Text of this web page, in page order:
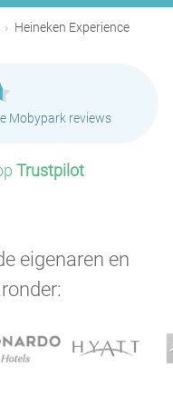
Heineken Experience
Mobypark reviews
Trustpilot
eigenaren en
P
P
P
P
P